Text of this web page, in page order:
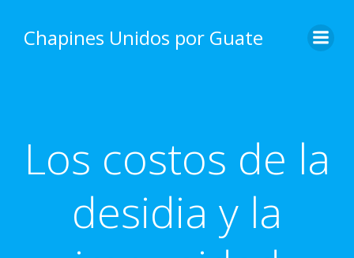
content
Chapines Unidos por Guate
Los costos de la
desidia y la